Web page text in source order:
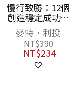
慢行致勝：12個
創造穩定成功的
秘訣
麥特．利投
NT$390
NT$234